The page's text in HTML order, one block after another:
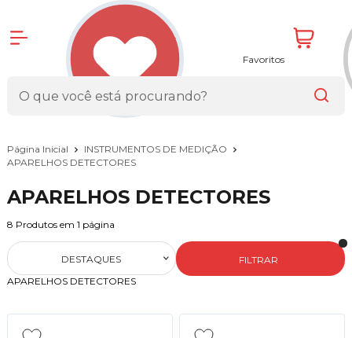
Favoritos
Página Inicial
INSTRUMENTOS DE MEDIÇÃO
APARELHOS DETECTORES
APARELHOS DETECTORES
8 Produtos em 1 página
FILTRAR
DESTAQUES
APARELHOS DETECTORES